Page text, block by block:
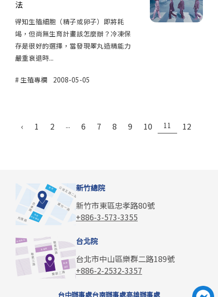
法
得知生殖細胞（精子或卵子）即將耗
竭，但尚無生育計畫該怎麼辦？冷凍保
存是很好的選擇，當發現睪丸造精能力
嚴重衰退時...
生殖專欄 2008-05-05
‹ 1 2 ... 6 7 8 9 10 11 12
新竹總院
新竹市東區忠孝路80號
+886-3-573-3355
台北院
台北市中山區樂群二路189號
+886-2-2532-3357
台中辦事處台南辦事處高雄辦事處